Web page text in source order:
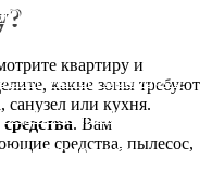
приборов
мрамора
гранита
квартиру и
какие зоны требуют
или кухня.
. Вам
средства, пылесос,